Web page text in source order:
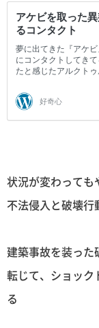
状況が変わっても
不法侵入と破壊
建築事故を装った
転じて、ショック
る